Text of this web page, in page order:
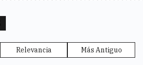
Relevancia Más Antiguo